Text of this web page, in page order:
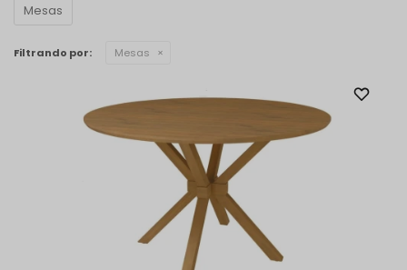
Mesas
Filtrando por: Mesas